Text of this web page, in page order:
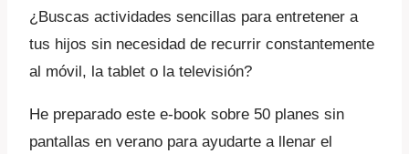
¿Buscas actividades sencillas para entretener a
tus hijos sin necesidad de recurrir constantemente
al móvil, la tablet o la televisión?
He preparado este e-book sobre 50 planes sin
pantallas en verano para ayudarte a llenar el